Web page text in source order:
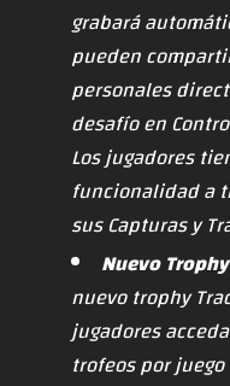
grabará
pueden
personales
desafío en
Los jugadores
funcionalidad a
sus Capturas y
Nuevo
nuevo trophy
jugadores
trofeos por